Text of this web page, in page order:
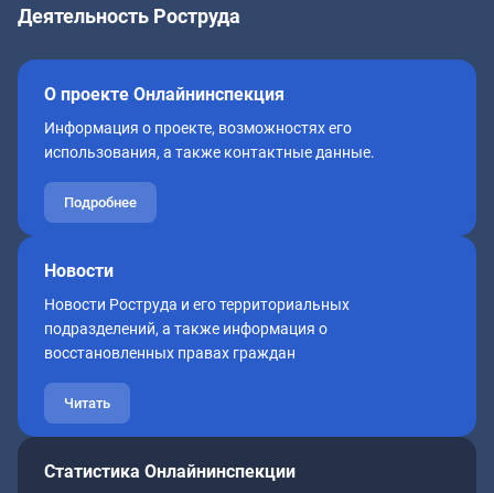
Деятельность Роструда
О проекте Онлайнинспекция
Информация о проекте, возможностях его
использования, а также контактные данные.
Подробнее
Новости
Новости Роструда и его территориальных
подразделений, а также информация о
восстановленных правах граждан
Читать
Статистика Онлайнинспекции